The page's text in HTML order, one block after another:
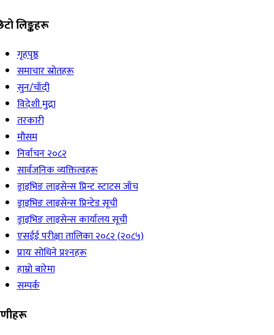
लिङ्कहरू
गृहपृष्ठ
समाचार स्रोतहरू
सुन/चाँदी
विदेशी मुद्रा
तरकारी
मौसम
निर्वाचन २०८२
सार्वजनिक व्यक्तित्वहरू
ड्राइभिङ लाइसेन्स प्रिन्ट स्टाटस जाँच
ड्राइभिङ लाइसेन्स प्रिन्टेड सूची
ड्राइभिङ लाइसेन्स कार्यालय सूची
एसईई परीक्षा तालिका २०८२ (२०८५)
प्रायः सोधिने प्रश्‍नहरू
हाम्रो बारेमा
सम्पर्क